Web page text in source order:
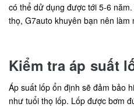
có thể dử dụng được tới 5-6
thọ, G7auto khuyên bạn nên
Kiểm tra áp suất
Áp suất lốp ổn định sẽ đảm bảo
như tuổi thọ lốp. Lốp được bơm